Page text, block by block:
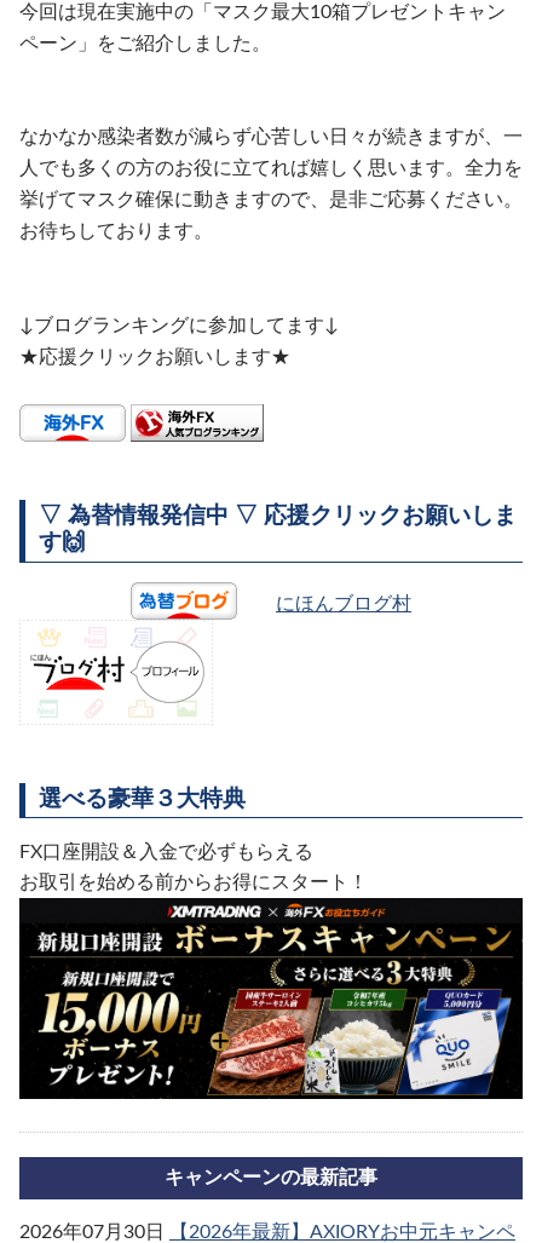
今回は現在実施中の「マスク最大10箱プレゼントキャン
ペーン」をご紹介しました。
なかなか感染者数が減らず心苦しい日々が続きますが、一
人でも多くの方のお役に立てれば嬉しく思います。全力を
挙げてマスク確保に動きますので、是非ご応募ください。
お待ちしております。
↓ブログランキングに参加してます↓
★応援クリックお願いします★
▽ 為替情報発信中 ▽ 応援クリックお願いしま
す🙌
にほんブログ村
選べる豪華３大特典
FX口座開設＆入金で必ずもらえる
お取引を始める前からお得にスタート！
キャンペーンの最新記事
2026年07月30日
【2026年最新】AXIORYお中元キャンペ